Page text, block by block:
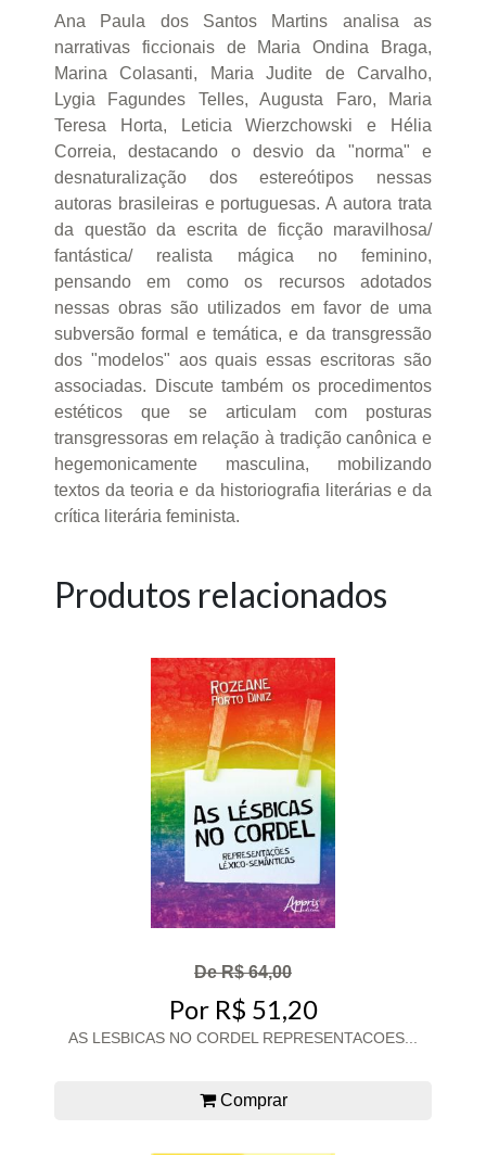
Ana Paula dos Santos Martins analisa as
narrativas ficcionais de Maria Ondina Braga,
Marina Colasanti, Maria Judite de Carvalho,
Lygia Fagundes Telles, Augusta Faro, Maria
Teresa Horta, Leticia Wierzchowski e Hélia
Correia, destacando o desvio da "norma" e
desnaturalização dos estereótipos nessas
autoras brasileiras e portuguesas. A autora trata
da questão da escrita de ficção maravilhosa/
fantástica/ realista mágica no feminino,
pensando em como os recursos adotados
nessas obras são utilizados em favor de uma
subversão formal e temática, e da transgressão
dos "modelos" aos quais essas escritoras são
associadas. Discute também os procedimentos
estéticos que se articulam com posturas
transgressoras em relação à tradição canônica e
hegemonicamente masculina, mobilizando
textos da teoria e da historiografia literárias e da
crítica literária feminista.
Produtos relacionados
De R$ 64,00
Por R$ 51,20
AS LESBICAS NO CORDEL REPRESENTACOES...
Comprar